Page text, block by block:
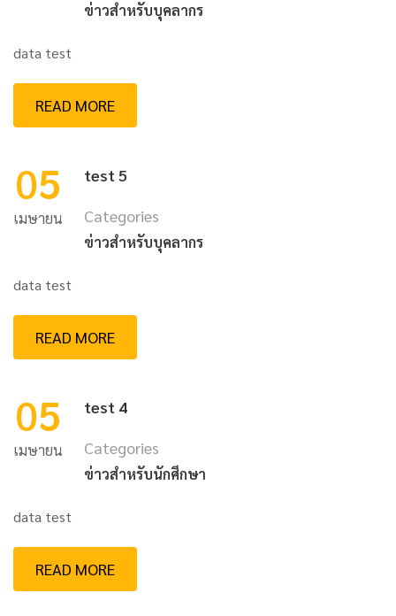
ข่าวสำหรับบุคลากร
data test
READ MORE
05
เมษายน
test 5
Categories
ข่าวสำหรับบุคลากร
data test
READ MORE
05
เมษายน
test 4
Categories
ข่าวสำหรับนักศึกษา
data test
READ MORE